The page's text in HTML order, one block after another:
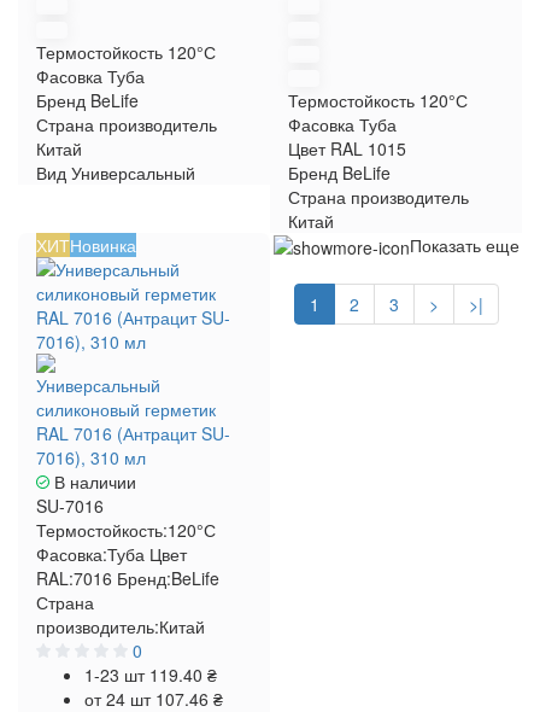
Термостойкость 120°С
Фасовка Туба
Бренд BeLife
Страна производитель
Китай
Вид Универсальный
Термостойкость 120°С
Фасовка Туба
Цвет RAL 1015
Бренд BeLife
Страна производитель
Китай
ХИТНовинка
Универсальный
силиконовый герметик
RAL 7016 (Антрацит SU-
7016), 310 мл
В наличии
SU-7016
Термостойкость:120°С
Фасовка:Туба Цвет
RAL:7016 Бренд:BeLife
Страна
производитель:Китай
0
1-23 шт 119.40 ₴
от 24 шт 107.46 ₴
Показать еще
1 2 3 > >|